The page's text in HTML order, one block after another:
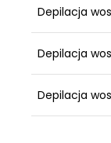
Depilacja
Depilacja
Depilacja